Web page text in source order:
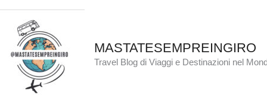
MASTATESEMPREINGIRO
Travel Blog di Viaggi e Destinazioni nel